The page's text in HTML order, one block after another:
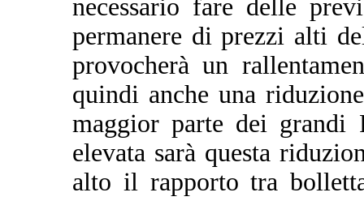
necessario fare delle
permanere di prezzi alti
provocherà un
quindi anche una
maggior parte dei grandi
elevata sarà questa
alto il rapporto tra